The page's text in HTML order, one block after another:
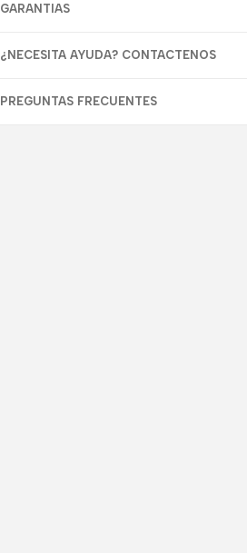
GARANTIAS
¿NECESITA AYUDA? CONTACTENOS
PREGUNTAS FRECUENTES